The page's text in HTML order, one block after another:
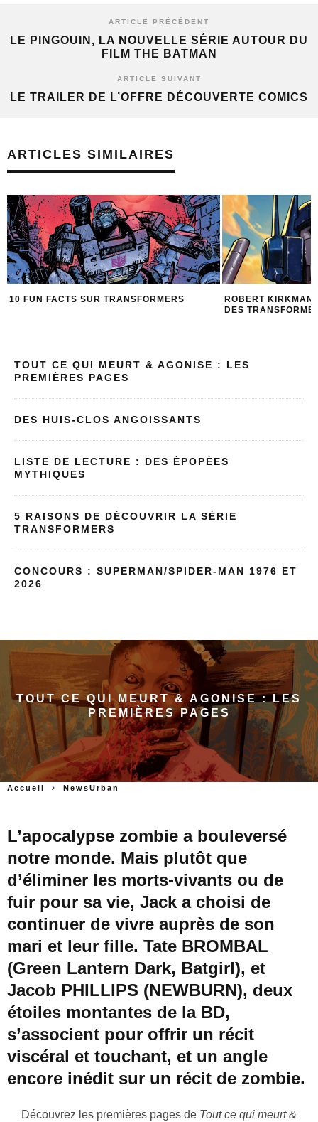
ARTICLE PRÉCÉDENT
LE PINGOUIN, LA NOUVELLE SÉRIE AUTOUR DU
FILM THE BATMAN
ARTICLE SUIVANT
LE TRAILER DE L’OFFRE DÉCOUVERTE COMICS
ARTICLES SIMILAIRES
10 FUN FACTS SUR TRANSFORMERS
ROBERT KIRKMAN
DES
TOUT CE QUI MEURT & AGONISE : LES
PREMIÈRES PAGES
DES HUIS-CLOS ANGOISSANTS
LISTE DE LECTURE : DES ÉPOPÉES
MYTHIQUES
5 RAISONS DE DÉCOUVRIR LA SÉRIE
TRANSFORMERS
CONCOURS : SUPERMAN/SPIDER-MAN 1976 ET
2026
TOUT CE QUI MEURT & AGONISE : LES
PREMIÈRES PAGES
Accueil NewsUrban
L’apocalypse zombie a bouleversé
notre monde. Mais plutôt que
d’éliminer les morts-vivants ou de
fuir pour sa vie, Jack a choisi de
continuer de vivre auprès de son
mari et leur fille. Tate BROMBAL
(Green Lantern Dark, Batgirl), et
Jacob PHILLIPS (NEWBURN), deux
étoiles montantes de la BD,
s’associent pour offrir un récit
viscéral et touchant, et un angle
encore inédit sur un récit de zombie.
Découvrez les premières pages de Tout ce qui meurt &